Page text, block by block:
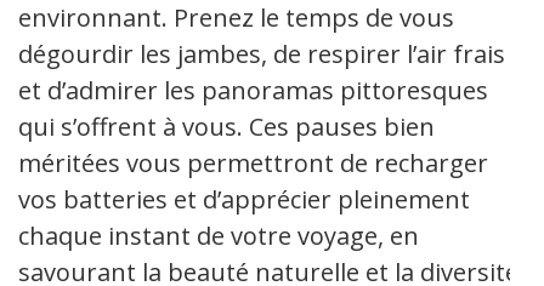
environnant. Prenez le temps de vous
dégourdir les jambes, de respirer l’air frais
et d’admirer les panoramas pittoresques
qui s’offrent à vous. Ces pauses bien
méritées vous permettront de recharger
vos batteries et d’apprécier pleinement
chaque instant de votre voyage, en
savourant la beauté naturelle et la diversité